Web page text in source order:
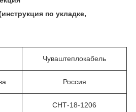
по укладке,
Чуваштеплокабель
Россия
СНТ-18-1206